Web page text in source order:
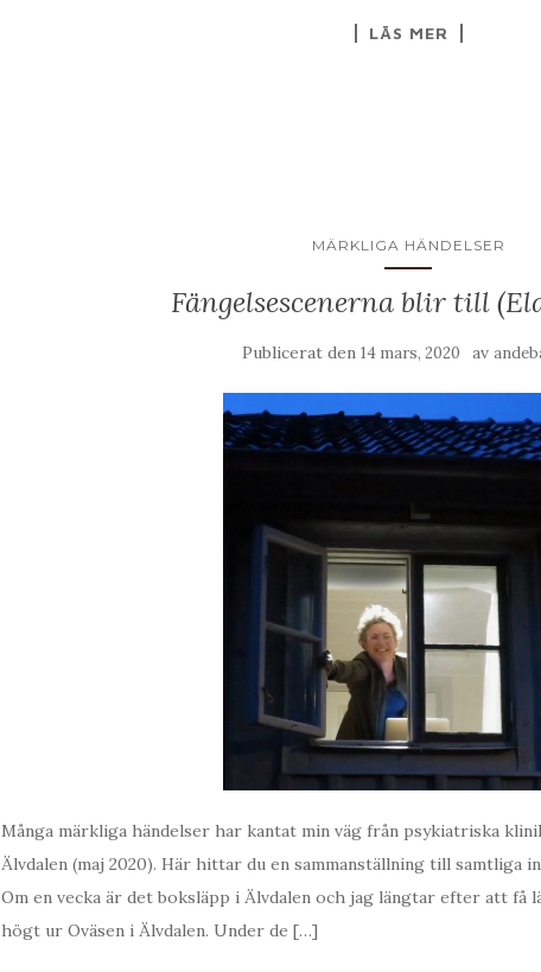
LÄS MER
MÄRKLIGA HÄNDELSER
Fängelsescenerna blir till
Publicerat den 14 mars, 2020 av
Många märkliga händelser har kantat min väg från psykiatriska
Älvdalen (maj 2020). Här hittar du en sammanställning till samtliga
Om en vecka är det boksläpp i Älvdalen och jag längtar efter att få
högt ur Oväsen i Älvdalen. Under de […]